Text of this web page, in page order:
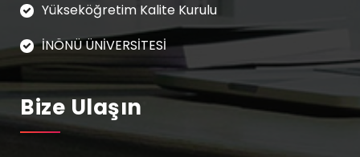
Yükseköğretim Kalite Kurulu
İNÖNÜ ÜNİVERSİTESİ
Bize Ulaşın